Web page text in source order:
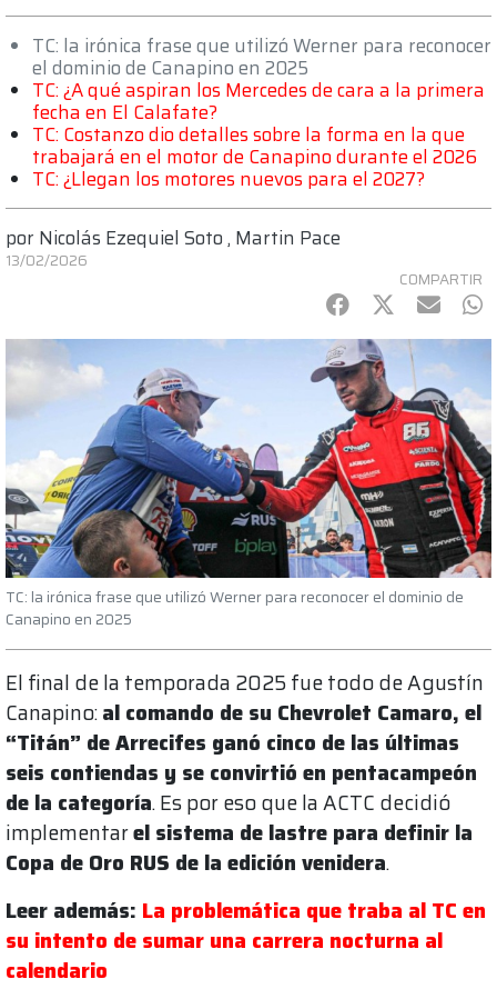
TC: la irónica frase que utilizó Werner para reconocer
el dominio de Canapino en 2025
TC: ¿A qué aspiran los Mercedes de cara a la primera
fecha en El Calafate?
TC: Costanzo dio detalles sobre la forma en la que
trabajará en el motor de Canapino durante el 2026
TC: ¿Llegan los motores nuevos para el 2027?
por Nicolás Ezequiel Soto, Martin Pace
13/02/2026
COMPARTIR
Facebook
Twitter
mail
TC: la irónica frase que utilizó Werner para reconocer el dominio de
Canapino en 2025
El final de la temporada 2025 fue todo de Agustín
Canapino:al comando de su Chevrolet Camaro, el
“Titán” de Arrecifes ganó cinco de las últimas
seis contiendas y se convirtió en pentacampeón
de la categoría. Es por eso que la ACTC decidió
implementarel sistema de lastre para definir la
Copa de Oro RUS de la edición venidera.
Leer además: La problemática que traba al TC en
su intento de sumar una carrera nocturna al
calendario